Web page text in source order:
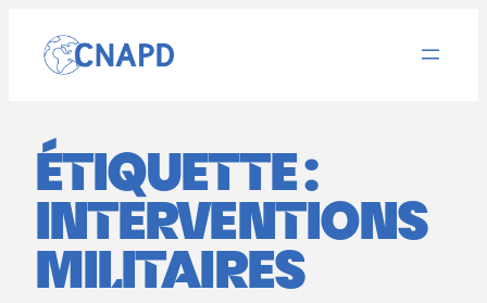
contenu
ÉTIQUETTE :
INTERVENTIONS
MILITAIRES